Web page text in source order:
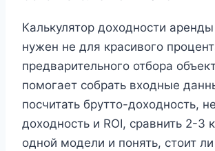
Калькулятор доходности
нужен не для красивого
предварительного отбора
помогает собрать входные
посчитать брутто-доходность,
доходность и ROI, сравнить 2-3
одной модели и понять, стоит